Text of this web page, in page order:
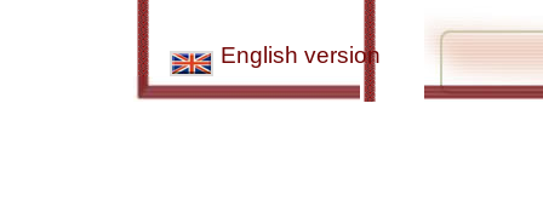
English version